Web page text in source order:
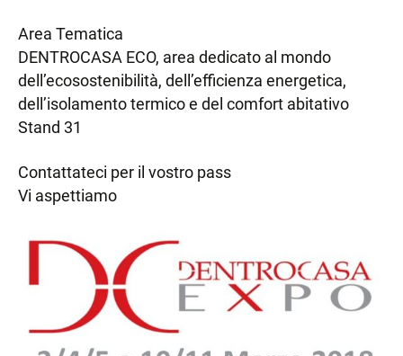
Area Tematica
DENTROCASA ECO, area dedicato al mondo
dell’ecosostenibilità, dell’efficienza energetica,
dell’isolamento termico e del comfort abitativo
Stand 31
Contattateci per il vostro pass
Vi aspettiamo